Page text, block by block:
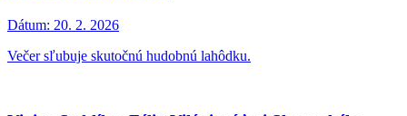
Dátum: 20. 2. 2026
Večer sľubuje skutočnú hudobnú lahôdku.